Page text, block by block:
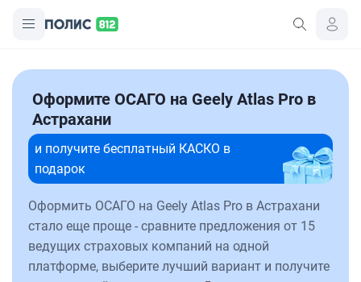
Оформите ОСАГО на Geely Atlas Pro в
Астрахани
и получите бесплатный КАСКО в
подарок
Оформить ОСАГО на Geely Atlas Pro в Астрахани
стало еще проще - сравните предложения от 15
ведущих страховых компаний на одной
платформе, выберите лучший вариант и получите